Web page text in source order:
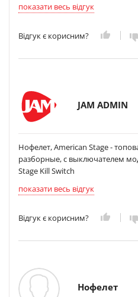
показати весь відгук
Відгук є корисним?
JAM ADMIN
Нофелет, American Stage -
разборные, с выключателем
Stage Kill Switch
показати весь відгук
Відгук є корисним?
Нофелет